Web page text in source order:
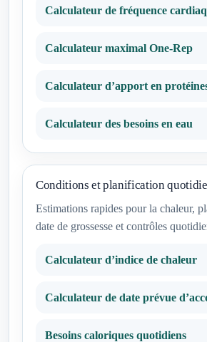
Calculateur de fréquence
Calculateur maximal One-Rep
Calculateur d’apport en
Calculateur des besoins en eau
Conditions et planification
Estimations rapides pour la chaleur,
date de grossesse et contrôles
Calculateur d’indice de chaleur
Calculateur de date prévue
Besoins caloriques quotidiens